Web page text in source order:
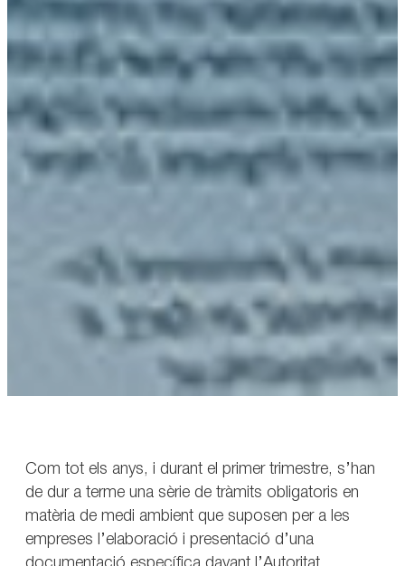
Com tot els anys, i durant el primer trimestre, s’han
de dur a terme una sèrie de tràmits obligatoris en
matèria de medi ambient que suposen per a les
empreses l’elaboració i presentació d’una
documentació específica davant l’Autoritat